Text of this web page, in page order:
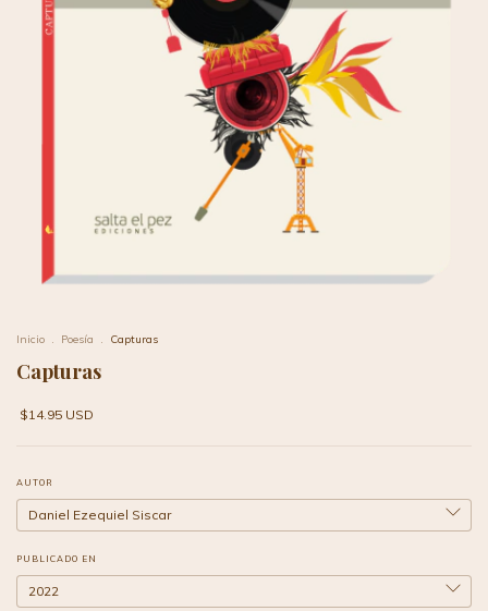
Inicio . Poesía . Capturas
Capturas
$14.95 USD
AUTOR
PUBLICADO EN